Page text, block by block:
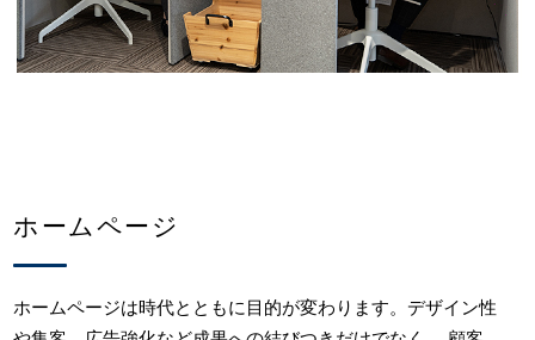
ホームページ
ホームページは時代とともに目的が変わります。デザイン性